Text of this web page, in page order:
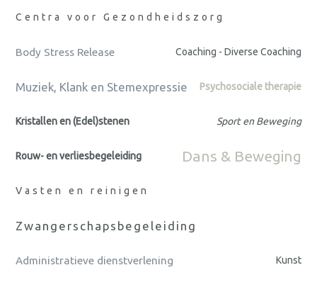
Centra voor Gezondheidszorg
Body Stress Release Coaching - Diverse Coaching
Muziek, Klank en Stemexpressie Psychosociale therapie
Kristallen en (Edel)stenen Sport en Beweging
Rouw- en verliesbegeleiding Dans & Beweging
Vasten en reinigen
Zwangerschapsbegeleiding
Administratieve dienstverlening Kunst